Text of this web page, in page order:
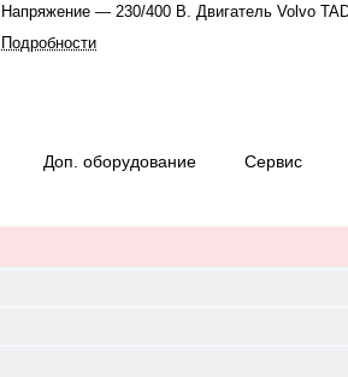
Напряжение — 230/400 В. Двигатель Volvo
рядный, 6-цилиндровый, с турбонаддувом и
регулятором оборотов. Система охлаждения
Уровень шума — 3,55. Габариты:
Подробности
Доп. оборудование Сервис